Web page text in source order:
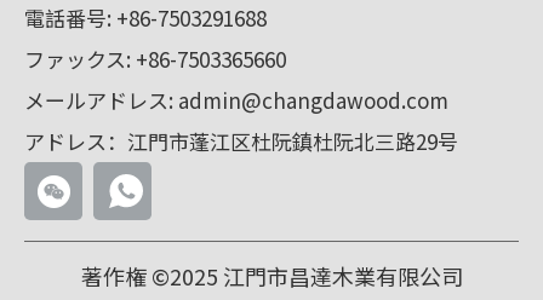
電話番号: +86-7503291688
ファックス: +86-7503365660
メールアドレス: admin@changdawood.com
アドレス：江門市蓬江区杜阮鎮杜阮北三路29号
著作権 ©2025 江門市昌達木業有限公司